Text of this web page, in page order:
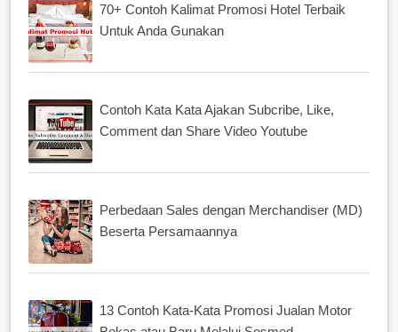
70+ Contoh Kalimat Promosi Hotel Terbaik
Untuk Anda Gunakan
Contoh Kata Kata Ajakan Subcribe, Like,
Comment dan Share Video Youtube
Perbedaan Sales dengan Merchandiser (MD)
Beserta Persamaannya
13 Contoh Kata-Kata Promosi Jualan Motor